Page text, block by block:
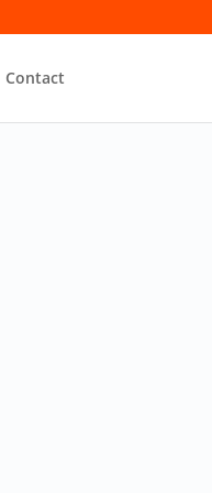
Contact